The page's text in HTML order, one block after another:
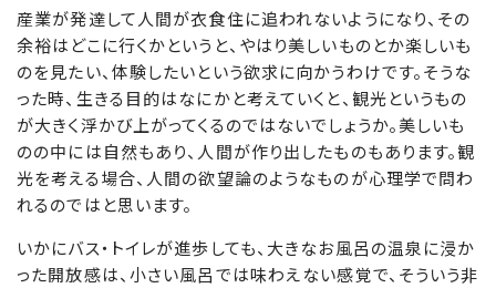
産業が発達して人間が衣食住に追われないようになり、その
余裕はどこに行くかというと、やはり美しいものとか楽しいも
のを見たい、体験したいという欲求に向かうわけです。そうな
った時、生きる目的はなにかと考えていくと、観光というもの
が大きく浮かび上がってくるのではないでしょうか。美しいも
のの中には自然もあり、人間が作り出したものもあります。観
光を考える場合、人間の欲望論のようなものが心理学で問わ
れるのではと思います。
いかにバス・トイレが進歩しても、大きなお風呂の温泉に浸か
った開放感は、小さい風呂では味わえない感覚で、そういう非